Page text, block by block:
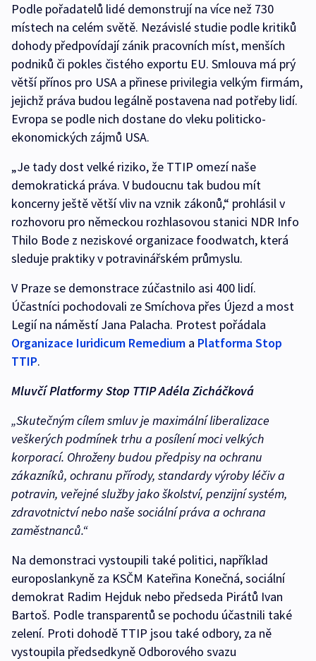
Podle pořadatelů lidé demonstrují na více než 730
místech na celém světě. Nezávislé studie podle kritiků
dohody předpovídají zánik pracovních míst, menších
podniků či pokles čistého exportu EU. Smlouva má prý
větší přínos pro USA a přinese privilegia velkým firmám,
jejichž práva budou legálně postavena nad potřeby lidí.
Evropa se podle nich dostane do vleku politicko-
ekonomických zájmů USA.
„Je tady dost velké riziko, že TTIP omezí naše
demokratická práva. V budoucnu tak budou mít
koncerny ještě větší vliv na vznik zákonů,“ prohlásil v
rozhovoru pro německou rozhlasovou stanici NDR Info
Thilo Bode z neziskové organizace foodwatch, která
sleduje praktiky v potravinářském průmyslu.
V Praze se demonstrace zúčastnilo asi 400 lidí.
Účastníci pochodovali ze Smíchova přes Újezd a most
Legií na náměstí Jana Palacha. Protest pořádala
Organizace Iuridicum Remedium a Platforma Stop
TTIP.
Mluvčí Platformy Stop TTIP Adéla Zicháčková
„Skutečným cílem smluv je maximální liberalizace
veškerých podmínek trhu a posílení moci velkých
korporací. Ohroženy budou předpisy na ochranu
zákazníků, ochranu přírody, standardy výroby léčiv a
potravin, veřejné služby jako školství, penzijní systém,
zdravotnictví nebo naše sociální práva a ochrana
zaměstnanců.“
Na demonstraci vystoupili také politici, například
europoslankyně za KSČM Kateřina Konečná, sociální
demokrat Radim Hejduk nebo předseda Pirátů Ivan
Bartoš. Podle transparentů se pochodu účastnili také
zelení. Proti dohodě TTIP jsou také odbory, za ně
vystoupila předsedkyně Odborového svazu